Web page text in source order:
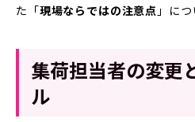
た「現場ならではの注意点 」に
集荷担当者の変更
ル